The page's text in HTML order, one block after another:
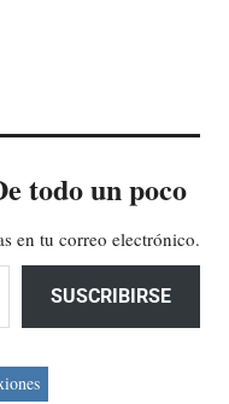
todo un poco
en tu correo electrónico.
SUSCRIBIRSE